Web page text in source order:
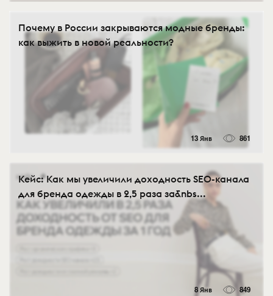
Почему в России закрываются модные бренды:
как выжить в новой реальности?
13 Янв 861
Кейс: Как мы увеличили доходность SEO-канала
для бренда одежды в 2,5 раза за&nbs...
8 Янв 849